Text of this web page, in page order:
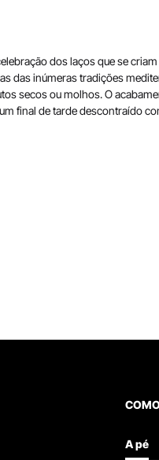
dos laços que se
das inúmeras tradições
secos ou molhos. O
final de tarde descontraído
A pé